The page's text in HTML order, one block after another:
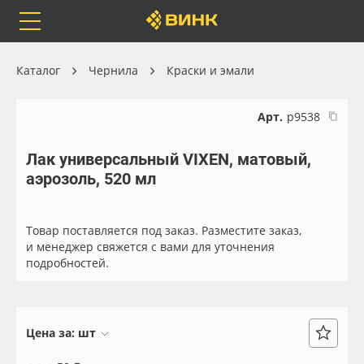
Каталог
Бренды
Оплата
Весь каталог
Самоклеящиеся плёнки
Чернила
Каталог Чернила Краски и эмали
Арт. р9538
Лак универсальный VIXEN, матовый,
аэрозоль, 520 мл
Товар поставляется под заказ. Разместите заказ,
и менеджер свяжется с вами для уточнения
подробностей.
Цена за: шт